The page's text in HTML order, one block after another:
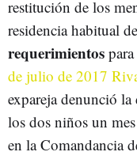
restitución de los
residencia habitual
requerimientos
de julio de 2017
expareja denunció la
los dos niños un
en la Comandancia